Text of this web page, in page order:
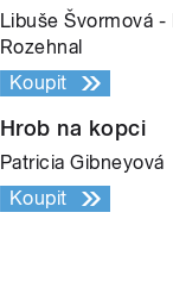
Libuše Švormová -
Rozehnal
Koupit
Hrob na kopci
Patricia Gibneyová
Koupit